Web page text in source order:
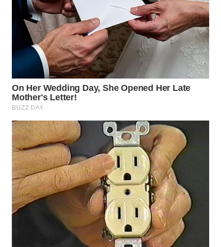
SUMEDANG
WN
CIANJUR
KEPULAUAN
SERIBU
WN
TANGERANG
WN
BINJAI
WN
CIREBON